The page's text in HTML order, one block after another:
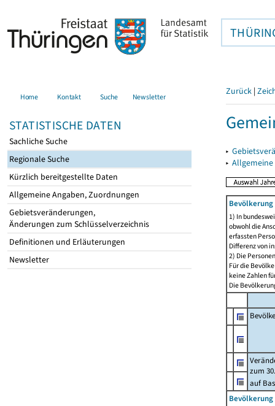
Home Kontakt Suche Newsletter
STATISTISCHE DATEN
Sachliche Suche
Regionale Suche
Kürzlich bereitgestellte Daten
Allgemeine Angaben, Zuordnungen
Gebietsveränderungen,
Änderungen zum Schlüsselverzeichnis
Definitionen und Erläuterungen
Newsletter
Zurück |
▸
▸
1) In
obwohl die
erfassten
Differenz von
2) Die
Für die
keine Zahlen
Die
zum
auf
Bevölkerung